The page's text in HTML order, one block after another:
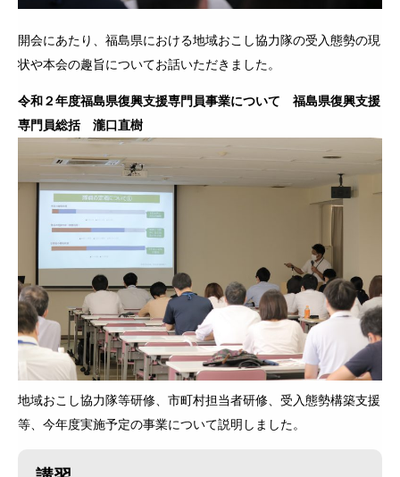
開会にあたり、福島県における地域おこし協力隊の受入態勢の現
状や本会の趣旨についてお話いただきました。
令和２年度福島県復興支援専門員事業について 福島県復興支援
専門員総括 瀧口直樹
地域おこし協力隊等研修、市町村担当者研修、受入態勢構築支援
等、今年度実施予定の事業について説明しました。